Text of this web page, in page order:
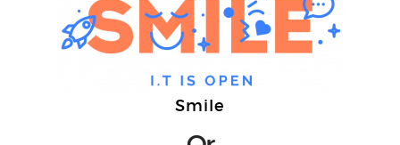
Smile